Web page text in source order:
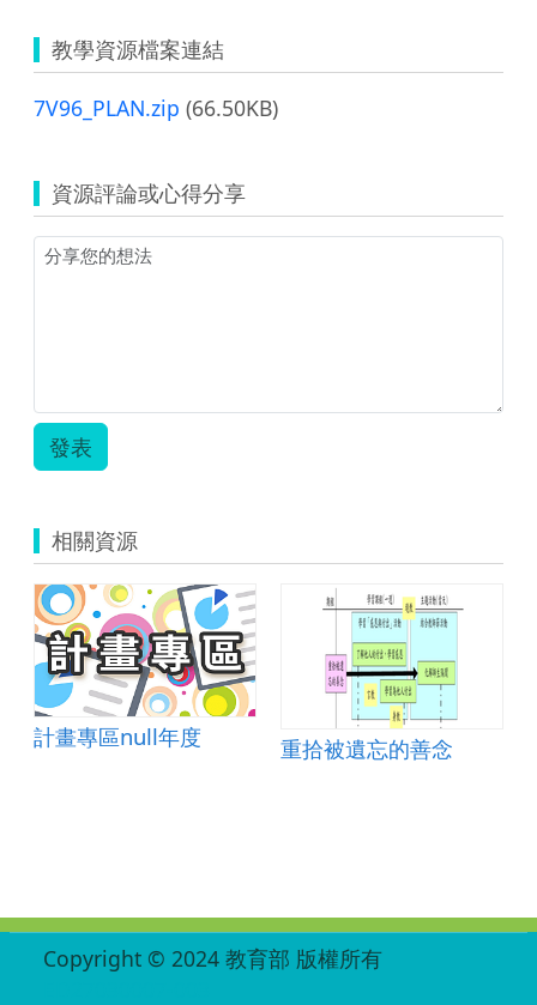
教學資源檔案連結
7V96_PLAN.zip (66.50KB)
資源評論或心得分享
發表
相關資源
計畫專區null年度 重拾被遺忘的善念
Copyright © 2024 教育部 版權所有